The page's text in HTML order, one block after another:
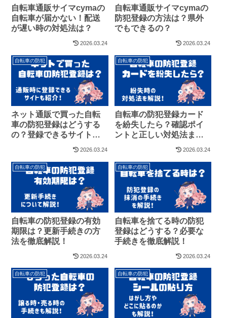
自転車通販サイマcymaの
自転車が届かない！配送
が遅い時の対処法は？
2026.03.24
自転車通販サイマcymaの
防犯登録の方法は？県外
でもできるの？
2026.03.24
自転車の防犯
ネット通販で買った自転
車の防犯登録はどうする
の？登録できるサイトも
2026.03.24
自転車の防犯
自転車の防犯登録カード
を紛失したら？確認ポイ
ントと正しい対処法まと
2026.03.24
自転車の防犯
自転車の防犯登録の有効
期限は？更新手続きの方
法を徹底解説！
2026.03.24
自転車の防犯
自転車を捨てる時の防犯
登録はどうする？必要な
手続きを徹底解説！
2026.03.24
自転車の防犯 自転車の防犯